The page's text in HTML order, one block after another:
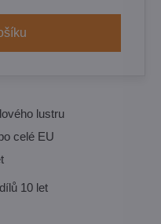
lustru
celé EU
10 let